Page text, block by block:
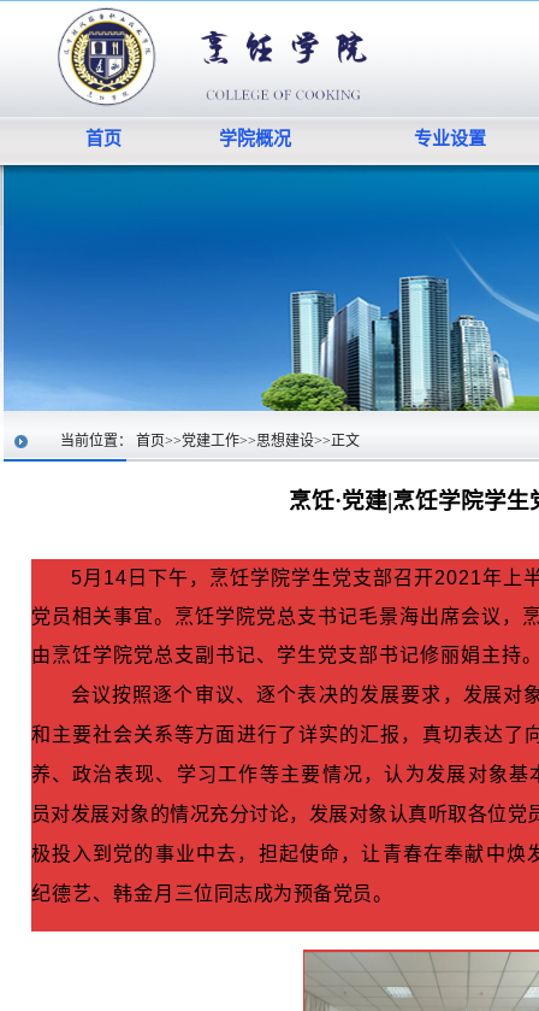
首页 学院概况 专业设置
当前位置： 首页>>党建工作>>思想建设>>正文
烹饪·党建|烹饪学院学
5月14日下午，烹饪学院学生党支部召开2021年上
党员相关事宜。 烹饪学院党总支书记毛景海出席会议，
由烹饪学院党总支副书记、学生党支部书记修丽娟主持
会议按照逐个审议、逐个表决的发展要求， 发展对
和主要社会关系等方面进行了详实的汇报，
真切表达了
养、政治表现、学习工作等主要情况，认为发展对象基
员对发展对象的情况充分讨论，发展对象认真听取各位党
极投入到党的事业中去，担起使命，让青春在奉献中焕
纪德艺、韩金月 三位同志成为预备党员。